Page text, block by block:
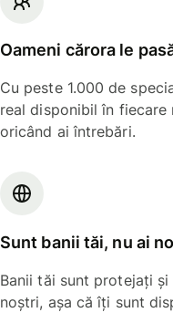
Oameni cărora le
Cu peste 1.000 de
real disponibil în
oricând ai întrebări.
Sunt banii tăi, nu ai
Banii tăi sunt protejați
noștri, așa că îți sunt